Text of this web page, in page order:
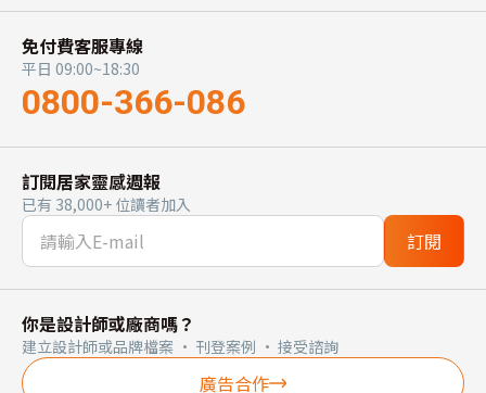
免付費客服專線
平日 09:00~18:30
0800-366-086
訂閱居家靈感週報
已有 38,000+ 位讀者加入
訂閱
你是設計師或廠商嗎？
建立設計師或品牌檔案 · 刊登案例 · 接受諮詢
廣告合作